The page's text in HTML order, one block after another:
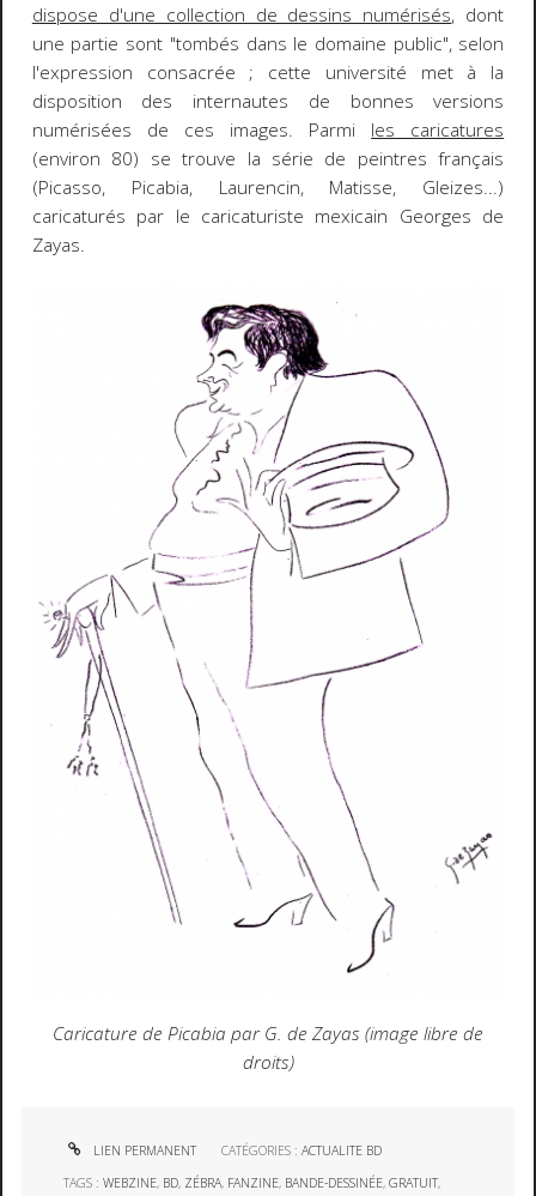
dispose d'une collection de dessins numérisés, dont
une partie sont "tombés dans le domaine public", selon
l'expression consacrée ; cette université met à la
disposition des internautes de bonnes versions
numérisées de ces images. Parmi les caricatures
(environ 80) se trouve la série de peintres français
(Picasso, Picabia, Laurencin, Matisse, Gleizes...)
caricaturés par le caricaturiste mexicain Georges de
Zayas.
Caricature de Picabia par G. de Zayas (image libre de
droits)
LIEN PERMANENT CATÉGORIES :ACTUALITE BD
TAGS :WEBZINE, BD, ZÉBRA, FANZINE, BANDE-DESSINÉE,GRATUIT,